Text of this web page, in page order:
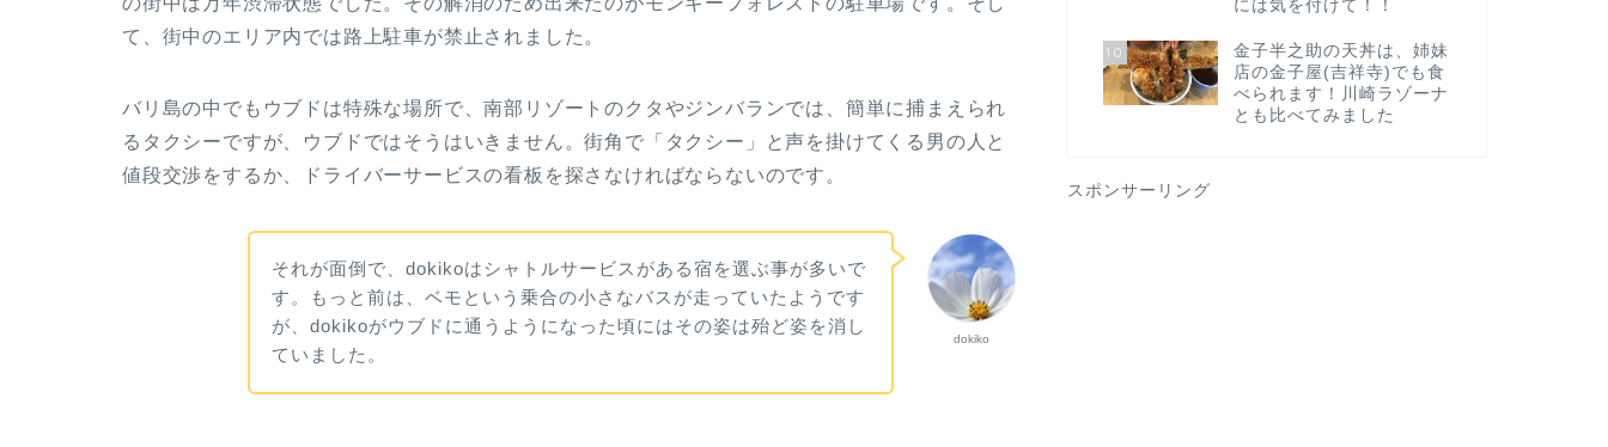
て、街中のエリア内では路上駐車が禁止されました。
バリ島の中でもウブドは特殊な場所で、南部リゾートのクタやジンバランでは、簡単に捕まえられ
るタクシーですが、ウブドではそうはいきません。街角で「タクシー」と声を掛けてくる男の人と
値段交渉をするか、ドライバーサービスの看板を探さなければならないのです。
dokiko
それが面倒で、dokikoはシャトルサービスがある宿を選ぶ事が多いで
す。もっと前は、ベモという乗合の小さなバスが走っていたようです
が、dokikoがウブドに通うようになった頃にはその姿は殆ど姿を消し
ていました。
には気を付けて！！
10
金子半之助の天丼は、姉妹
店の金子屋(吉祥寺)でも食
べられます！川崎ラゾーナ
とも比べてみました
スポンサーリング